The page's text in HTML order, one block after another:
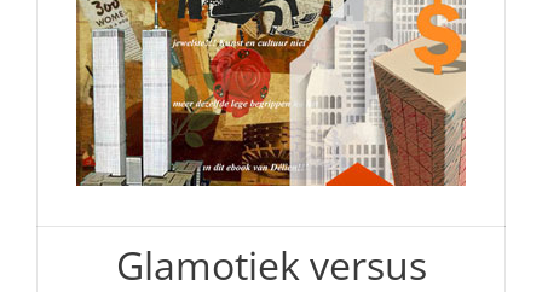
Glamotiek versus